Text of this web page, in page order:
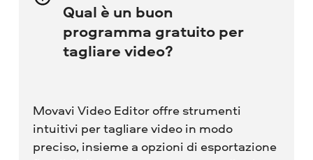
Qual è un buon
programma gratuito per
tagliare video?
Movavi Video Editor offre strumenti
intuitivi per tagliare video in modo
preciso, insieme a opzioni di esportazione